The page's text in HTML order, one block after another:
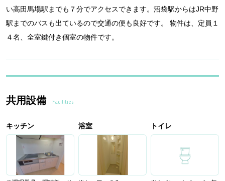
い高田馬場駅までも７分でアクセスできます。沼袋駅からはJR中野
駅までのバスも出ているので交通の便も良好です。 物件は、定員１
４名、全室鍵付き個室の物件です。
共用設備 Facilities
キッチン 浴室 トイレ